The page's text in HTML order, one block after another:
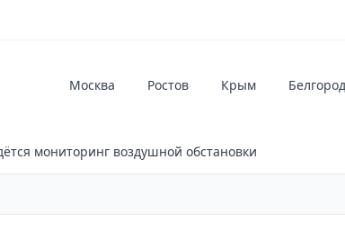
Москва Ростов Крым Белгород
мониторинг воздушной обстановки